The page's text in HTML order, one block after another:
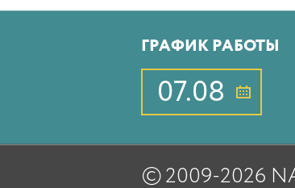
ГРАФИК РАБОТЫ
07.08
© 2009-2026